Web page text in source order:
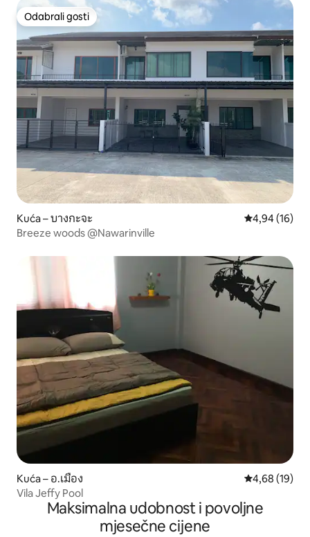
Odabrali gosti
Odabrali gosti
Kuća – บางกะจะ Prosječna
4,94 (16)
Breeze woods @Nawarinville
Kuća – อ.เมือง Prosječna
4,68 (19)
Vila Jeffy Pool
Maksimalna udobnost i povoljne
mjesečne cijene